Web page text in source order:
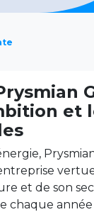
et
et de son
chaque année